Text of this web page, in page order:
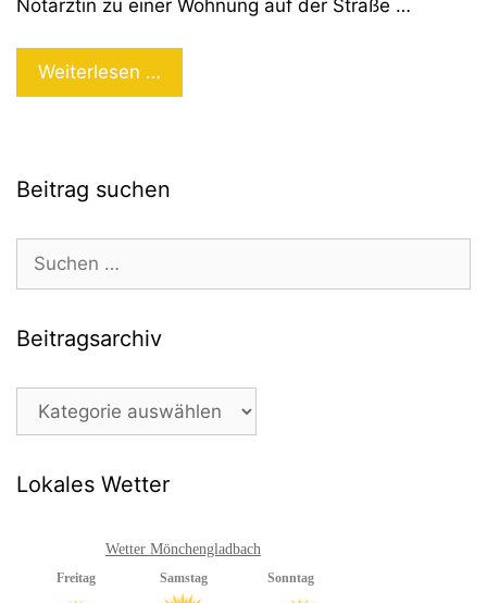
Notärztin zu einer Wohnung auf der Straße …
Weiterlesen …
bestialisch
Beitrag suchen
nach:
Beitragsarchiv
Beitragsarchiv
Lokales Wetter
Wetter Mönchengladbach